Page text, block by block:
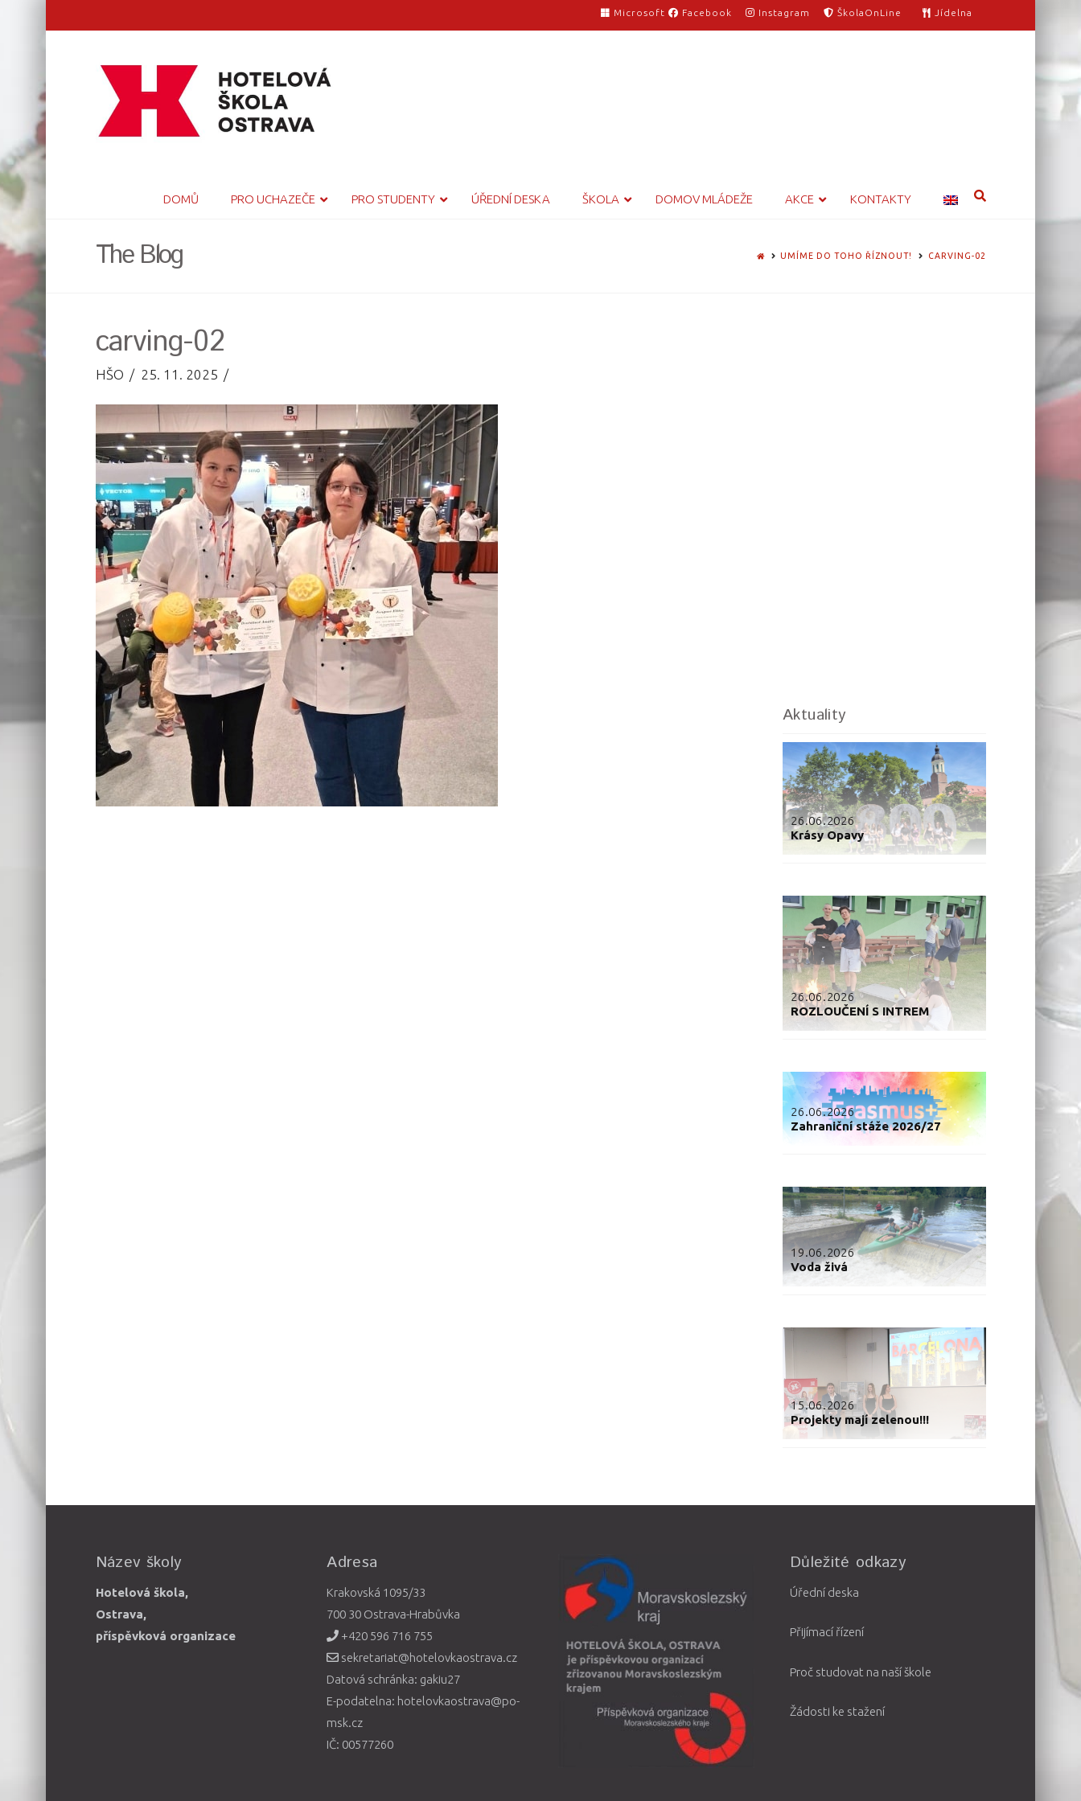
Microsoft Facebook Instagram ŠkolaOnLine Jídelna
DOMŮ PRO UCHAZEČE PRO STUDENTY ÚŘEDNÍ DESKA ŠKOLA DOMOV MLÁDEŽE AKCE KONTAKTY
The Blog HOMEUMÍME DO TOHO ŘÍZNOUT! CARVING-02
carving-02
HŠO 25. 11. 2025
Aktuality
26.06.2026
Krásy Opavy
26.06.2026
ROZLOUČENÍ S INTREM
26.06.2026
Zahraniční stáže 2026/27
19.06.2026
Voda živá
15.06.2026
Projekty mají zelenou!!!
Název školy
Hotelová škola,
Ostrava,
příspěvková organizace
Adresa
Krakovská 1095/33
700 30 Ostrava-Hrabůvka
+420 596 716 755
sekretariat@hotelovkaostrava.cz
Datová schránka: gakiu27
E-podatelna: hotelovkaostrava@po-
msk.cz
IČ: 00577260
Důležité odkazy
Úřední deska
Přijímací řízení
Proč studovat na naší škole
Žádosti ke stažení